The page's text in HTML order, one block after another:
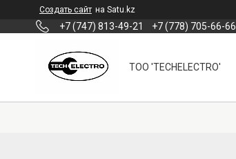
Создать сайт на Satu.kz
+7 (747) 813-49-21 +7 (778) 705-66-66
ТОО 'TECHELECTRO'